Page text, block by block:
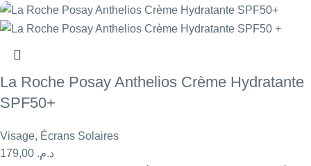
La Roche Posay Anthelios Crème Hydratante
SPF50+
Visage, Écrans Solaires
د.م.